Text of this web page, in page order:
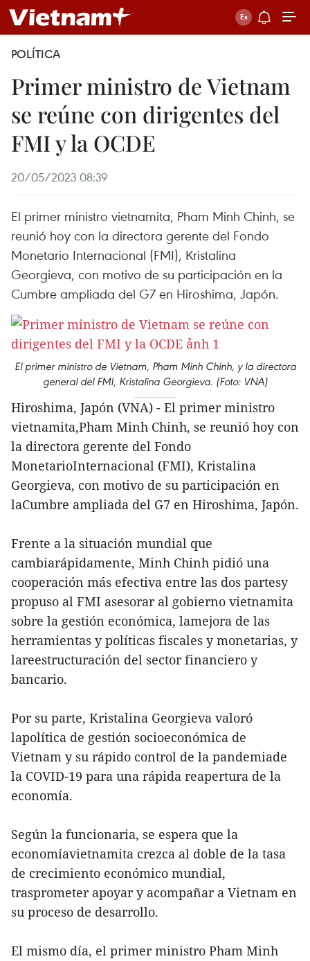
POLÍTICA
Primer ministro de Vietnam
se reúne con dirigentes del
FMI y la OCDE
20/05/2023 08:39
El primer ministro vietnamita, Pham Minh Chinh, se
reunió hoy con la directora gerente del Fondo
Monetario Internacional (FMI), Kristalina
Georgieva, con motivo de su participación en la
Cumbre ampliada del G7 en Hiroshima, Japón.
El primer ministro de Vietnam, Pham Minh Chinh, y la directora
general del FMI, Kristalina Georgieva. (Foto: VNA)
Hiroshima, Japón (VNA) - El primer ministro
vietnamita,Pham Minh Chinh, se reunió hoy con
la directora gerente del Fondo
MonetarioInternacional (FMI), Kristalina
Georgieva, con motivo de su participación en
laCumbre ampliada del G7 en Hiroshima, Japón.
Frente a la situación mundial que
cambiarápidamente, Minh Chinh pidió una
cooperación más efectiva entre las dos partesy
propuso al FMI asesorar al gobierno vietnamita
sobre la gestión económica, lamejora de las
herramientas y políticas fiscales y monetarias, y
lareestructuración del sector financiero y
bancario.
Por su parte, Kristalina Georgieva valoró
lapolítica de gestión socioeconómica de
Vietnam y su rápido control de la pandemiade
la COVID-19 para una rápida reapertura de la
economía.
Según la funcionaria, se espera que la
economíavietnamita crezca al doble de la tasa
de crecimiento económico mundial,
trasprometer apoyar y acompañar a Vietnam en
su proceso de desarrollo.
El mismo día, el primer ministro Pham Minh